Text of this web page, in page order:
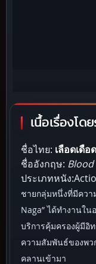
เนื้อเรื่องโด
ชื่อไทย: เลือดเดื
ชื่ออังกฤษ: Blood
ประเภทหนัง
ชายกลุ่มหนึ่งที่มีควา
Naga” ได้ทำงานใ
บริการคุ้มครองผู้มีอิ
ความสัมพันธ์ของพว
คลานเข้ามา